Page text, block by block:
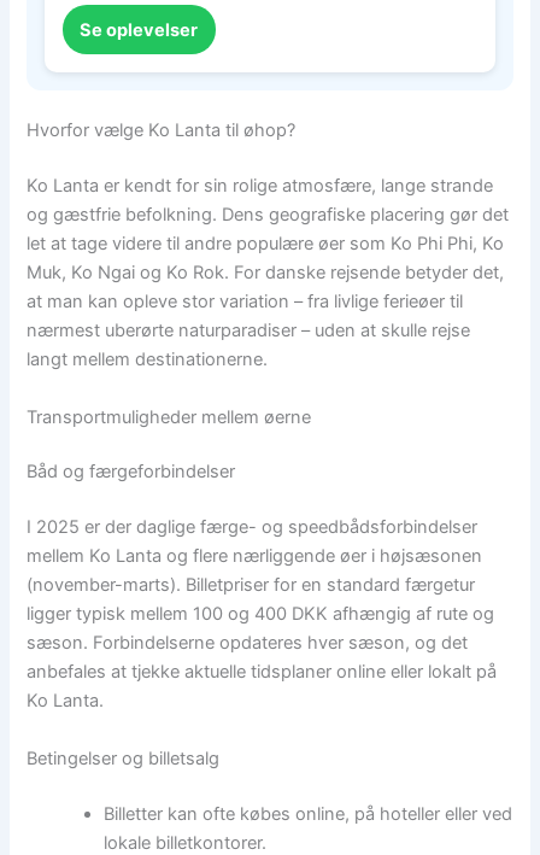
Se oplevelser
Hvorfor vælge Ko Lanta til øhop?
Ko Lanta er kendt for sin rolige atmosfære, lange strande
og gæstfrie befolkning. Dens geografiske placering gør det
let at tage videre til andre populære øer som Ko Phi Phi, Ko
Muk, Ko Ngai og Ko Rok. For danske rejsende betyder det,
at man kan opleve stor variation – fra livlige ferieøer til
nærmest uberørte naturparadiser – uden at skulle rejse
langt mellem destinationerne.
Transportmuligheder mellem øerne
Båd og færgeforbindelser
I 2025 er der daglige færge- og speedbådsforbindelser
mellem Ko Lanta og flere nærliggende øer i højsæsonen
(november-marts). Billetpriser for en standard færgetur
ligger typisk mellem 100 og 400 DKK afhængig af rute og
sæson. Forbindelserne opdateres hver sæson, og det
anbefales at tjekke aktuelle tidsplaner online eller lokalt på
Ko Lanta.
Betingelser og billetsalg
Billetter kan ofte købes online, på hoteller eller ved
lokale billetkontorer.